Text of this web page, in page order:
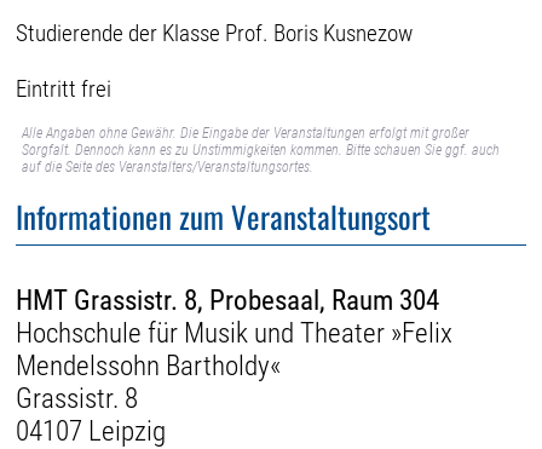
Studierende der Klasse Prof. Boris Kusnezow
Eintritt frei
Alle Angaben ohne Gewähr. Die Eingabe der Veranstaltungen erfolgt mit großer
Sorgfalt. Dennoch kann es zu Unstimmigkeiten kommen. Bitte schauen Sie ggf. auch
auf die Seite des Veranstalters/Veranstaltungsortes.
Informationen zum Veranstaltungsort
HMT Grassistr. 8, Probesaal, Raum 304
Hochschule für Musik und Theater »Felix
Mendelssohn Bartholdy«
Grassistr. 8
04107 Leipzig